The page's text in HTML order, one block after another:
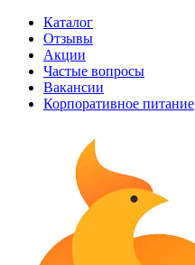
Каталог
Отзывы
Акции
Частые вопросы
Вакансии
Корпоративное питание